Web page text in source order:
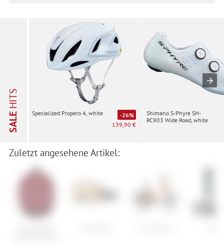
SALE
HITS
Specialized Propero 4, white
-26%
139,90 €
Shimano S-Phyre SH-
RC903 Wide Road, white
Zuletzt angesehene Artikel: